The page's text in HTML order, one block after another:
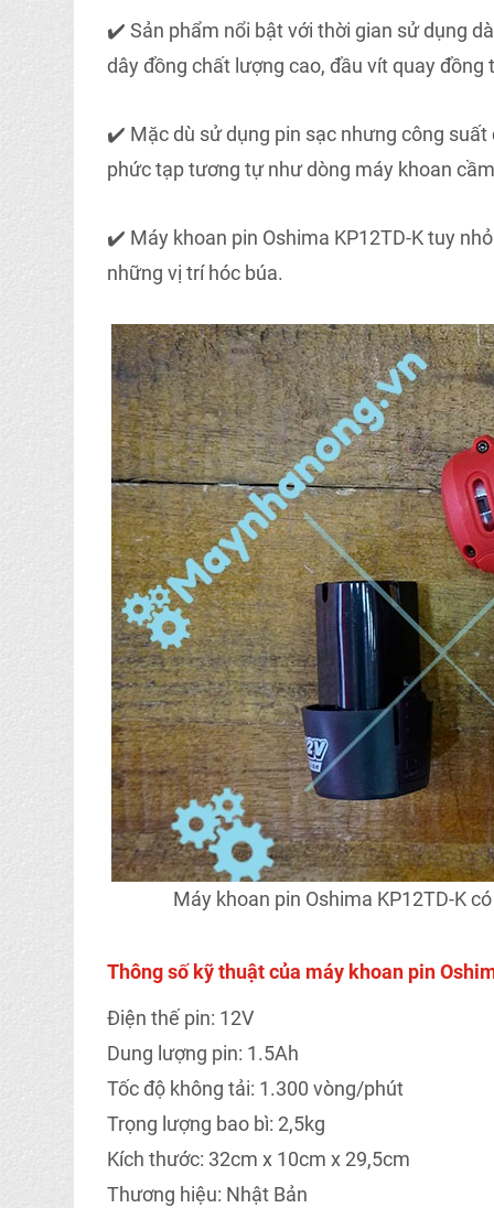
✔️ Sản phẩm nổi bật với thời gian sử dụng
dây đồng chất lượng cao, đầu vít quay đồng
✔️ Mặc dù sử dụng pin sạc nhưng công
phức tạp tương tự như dòng máy khoan
✔️ Máy khoan pin Oshima KP12TD-K tuy
những vị trí hóc búa.
Máy khoan pin Oshima KP12TD-K
Thông số kỹ thuật của máy khoan pin
Điện thế pin: 12V
Dung lượng pin: 1.5Ah
Tốc độ không tải: 1.300 vòng/phút
Trọng lượng bao bì: 2,5kg
Kích thước: 32cm x 10cm x 29,5cm
Thương hiệu: Nhật Bản